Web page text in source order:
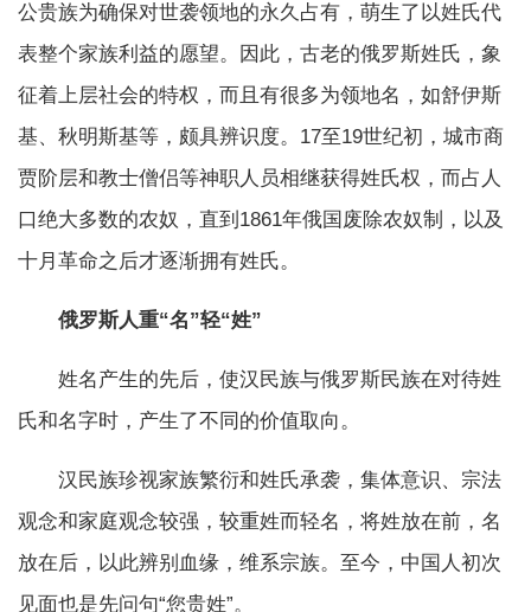
公贵族为确保对世袭领地的永久占有，萌生了以姓氏代
表整个家族利益的愿望。因此，古老的俄罗斯姓氏，象
征着上层社会的特权，而且有很多为领地名，如舒伊斯
基、秋明斯基等，颇具辨识度。17至19世纪初，城市商
贾阶层和教士僧侣等神职人员相继获得姓氏权，而占人
口绝大多数的农奴，直到1861年俄国废除农奴制，以及
十月革命之后才逐渐拥有姓氏。
俄罗斯人重“名”轻“姓”
姓名产生的先后，使汉民族与俄罗斯民族在对待姓
氏和名字时，产生了不同的价值取向。
汉民族珍视家族繁衍和姓氏承袭，集体意识、宗法
观念和家庭观念较强，较重姓而轻名，将姓放在前，名
放在后，以此辨别血缘，维系宗族。至今，中国人初次
见面也是先问句“您贵姓”。